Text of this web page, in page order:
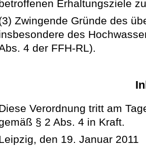
betroffenen Erhaltungsziele
Zwingende Gründe des
des
4 der FFH-RL).
Verordnung tritt am
§ 2 Abs. 4 in Kraft.
den 19. Januar 2011